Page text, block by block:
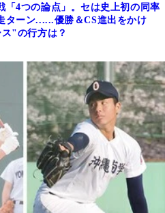
4つの論点」。セは史上初の同率
ターン......優勝＆CS進出をかけ
"の行方は？